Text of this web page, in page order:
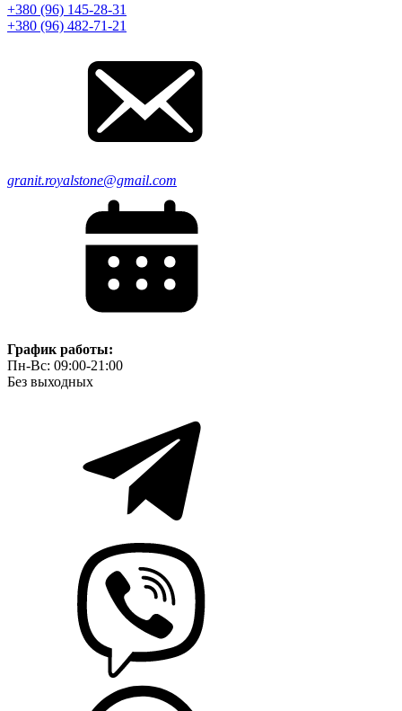
+380 (96) 145-28-31
+380 (96) 482-71-21
granit.royalstone@gmail.com
График работы:
Пн-Вс: 09:00-21:00
Без выходных